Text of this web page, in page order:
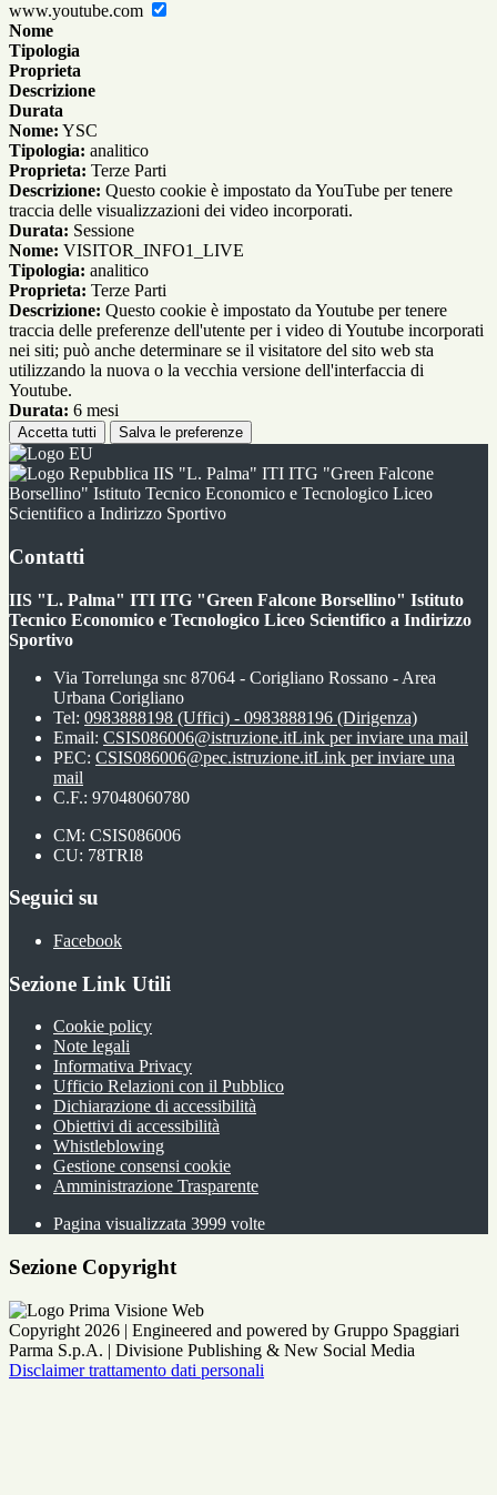
www.youtube.com
Nome
Tipologia
Proprieta
Descrizione
Durata
Nome: YSC
Tipologia: analitico
Proprieta: Terze Parti
Descrizione: Questo cookie è impostato da YouTube per tenere
traccia delle visualizzazioni dei video incorporati.
Durata: Sessione
Nome: VISITOR_INFO1_LIVE
Tipologia: analitico
Proprieta: Terze Parti
Descrizione: Questo cookie è impostato da Youtube per tenere
traccia delle preferenze dell'utente per i video di Youtube incorporati
nei siti; può anche determinare se il visitatore del sito web sta
utilizzando la nuova o la vecchia versione dell'interfaccia di
Youtube.
Durata: 6 mesi
Accetta tutti Salva le preferenze
IIS "L. Palma" ITI ITG "Green Falcone
Borsellino" Istituto Tecnico Economico e Tecnologico Liceo
Scientifico a Indirizzo Sportivo
Contatti
IIS "L. Palma" ITI ITG "Green Falcone Borsellino" Istituto
Tecnico Economico e Tecnologico Liceo Scientifico a Indirizzo
Sportivo
Via Torrelunga snc 87064 - Corigliano Rossano - Area
Urbana Corigliano
Tel: 0983888198 (Uffici) - 0983888196 (Dirigenza)
Email: CSIS086006@istruzione.itLink per inviare una mail
PEC: CSIS086006@pec.istruzione.itLink per inviare una
mail
C.F.: 97048060780
CM: CSIS086006
CU: 78TRI8
Seguici su
Facebook
Sezione Link Utili
Cookie policy
Note legali
Informativa Privacy
Ufficio Relazioni con il Pubblico
Dichiarazione di accessibilità
Obiettivi di accessibilità
Whistleblowing
Gestione consensi cookie
Amministrazione Trasparente
Pagina visualizzata 3999 volte
Sezione Copyright
Copyright 2026 | Engineered and powered by Gruppo Spaggiari
Parma S.p.A. | Divisione Publishing & New Social Media
Disclaimer trattamento dati personali